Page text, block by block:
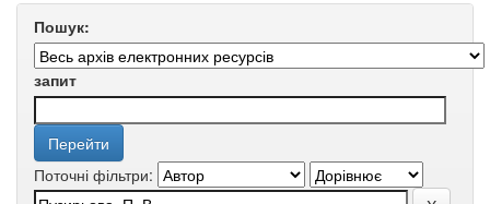
Пошук:
запит
Поточні фільтри: